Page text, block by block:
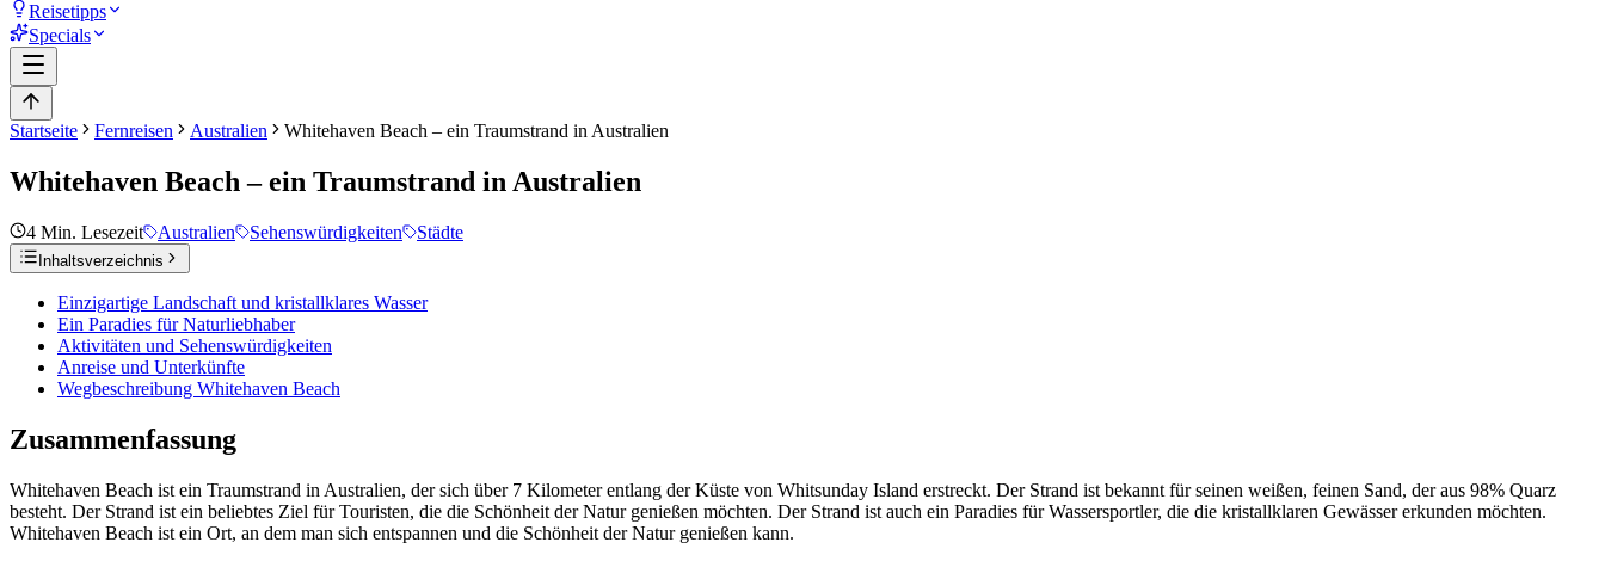
Reisetipps
Specials
Startseite Fernreisen Australien Whitehaven Beach – ein Traumstrand in Australien
Whitehaven Beach – ein Traumstrand in Australien
4 Min. Lesezeit Australien Sehenswürdigkeiten Städte
Inhaltsverzeichnis
Einzigartige Landschaft und kristallklares Wasser
Ein Paradies für Naturliebhaber
Aktivitäten und Sehenswürdigkeiten
Anreise und Unterkünfte
Wegbeschreibung Whitehaven Beach
Zusammenfassung
Whitehaven Beach ist ein Traumstrand in Australien, der sich über 7 Kilometer entlang der Küste von Whitsunday Island erstreckt. Der Strand ist bekannt für seinen weißen, feinen Sand, der aus 98% Quarz
besteht. Der Strand ist ein beliebtes Ziel für Touristen, die die Schönheit der Natur genießen möchten. Der Strand ist auch ein Paradies für Wassersportler, die die kristallklaren Gewässer erkunden möchten.
Whitehaven Beach ist ein Ort, an dem man sich entspannen und die Schönheit der Natur genießen kann.